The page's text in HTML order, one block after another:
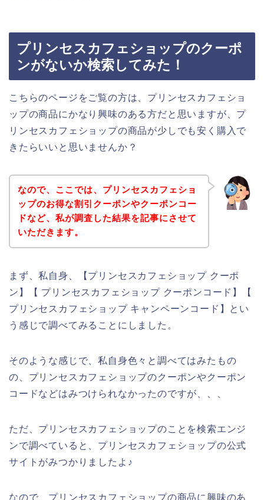
プリンセスカフェショップのクーポ
ンがないか検索してみた！
こちらのページをご覧の方は、プリンセスカフェショ
ップの商品にかなり興味のある方だと思いますが、プ
リンセスカフェショップの商品が少しでも安く購入で
きたらいいと思いませんか？
なので、ここでは、プリンセスカフェショ
ップのお得な割引クーポンやクーポンコー
ドなど、私が調査した結果を記事にさせて
いただきます。
まず、私自身、【プリンセスカフェショップ クーポ
ン】【 プリンセスカフェショップ クーポンコード】【
プリンセスカフェショップ キャンペーンコード】とい
う感じで調べてみることにしました。
そのような感じで、私自身色々と調べてはみたもの
の、プリンセスカフェショップのクーポンやクーポン
コードなどはみつけられなかったのですが、、、
ただ、プリンセスカフェショップのことを検索エンジ
ンで調べていると、プリンセスカフェショップの公式
サイトがみつかりましたよ♪
なので、プリンセスカフェショップの商品に興味のあ